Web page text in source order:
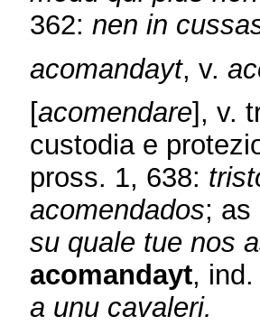
362: nen in
acomandayt, v.
[acomendare], v.
custodia e
pross. 1, 638:
acomendados; as
su quale tue nos
acomandayt,
a unu cavaleri.